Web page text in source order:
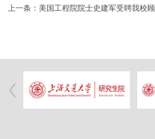
上一条：美国工程院院士史建军受聘我校